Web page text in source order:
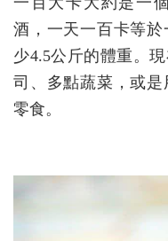
酒，一天一百卡等
少4.5公斤的體重。
司、多點蔬菜，或
零食。